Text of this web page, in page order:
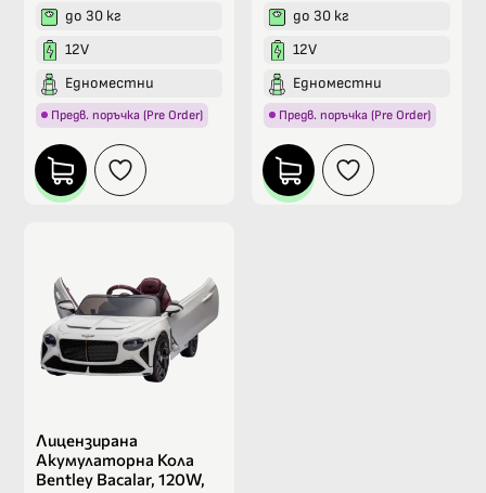
до 30 кг
12V
Едноместни
Предв. поръчка (Pre Order)
до 30 кг
12V
Едноместни
Предв. поръчка (Pre Order)
Лицензирана
Акумулаторна Кола
Bentley Bacalar, 120W,